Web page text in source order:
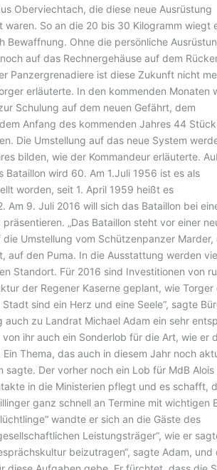
Oberviechtach, die diese neue Ausrüstung
So an die 20 bis 30 Kilogramm wiegt
Bewaffnung. Ohne die persönliche
auf das Rechnergehäuse auf dem
Panzergrenadiere ist diese Zukunft nicht
erläuterte. In den kommenden Monaten
Schulung auf dem neuen Gefährt, dem
Anfang des kommenden Jahres 44
Die Umstellung auf das neue System
bilden, wie der Kommandeur erläuterte.
Bataillon wird 60. Am 1.Juli 1956 ist es als
worden, seit 1. April 1959 heißt es
Am 9. Juli 2016 will sich das Bataillon bei
„Das Bataillon steht vor einer
Umstellung vom Schützenpanzer Marder,
auf den Puma. In die Ausstattung werden
Standort. Für 2016 sind Investitionen von
der Regener Kaserne geplant, wie Torger
sind ein Herz und eine Seele“, sagte
auch zu Landrat Michael Adam ein sehr
ihr auch ein Sonderlob für die Art, wie er
Thema, das auch in diesem Jahr noch
Der vorher noch ein Lob für MdB Alois
in die Ministerien pflegt und es schafft,
ganz schnell an Termine mit wichtigen
wandte er sich an die Gäste des
Leistungsträger“, wie er
beizutragen“, sagte Adam, und